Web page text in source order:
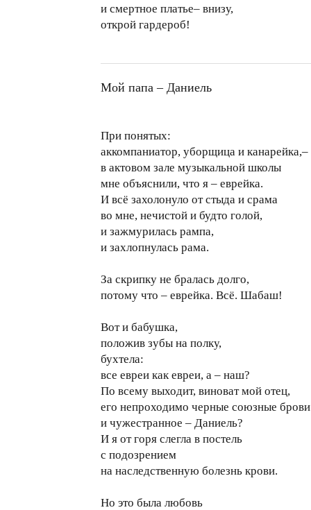
и смертное платье– внизу,
открой гардероб!
Мой папа – Даниель
При понятых:
аккомпаниатор, уборщица и канарейка,–
в актовом зале музыкальной школы
мне объяснили, что я – еврейка.
И всё захолонуло от стыда и срама
во мне, нечистой и будто голой,
и зажмурилась рампа,
и захлопнулась рама.
За скрипку не бралась долго,
потому что – еврейка. Всё. Шабаш!
Вот и бабушка,
положив зубы на полку,
бухтела:
все евреи как евреи, а – наш?
По всему выходит, виноват мой отец,
его непроходимо черные союзные брови
и чужестранное – Даниель?
И я от горя слегла в постель
с подозрением
на наследственную болезнь крови.
Но это была любовь